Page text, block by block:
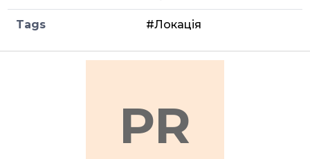
Tags #Локація
PR